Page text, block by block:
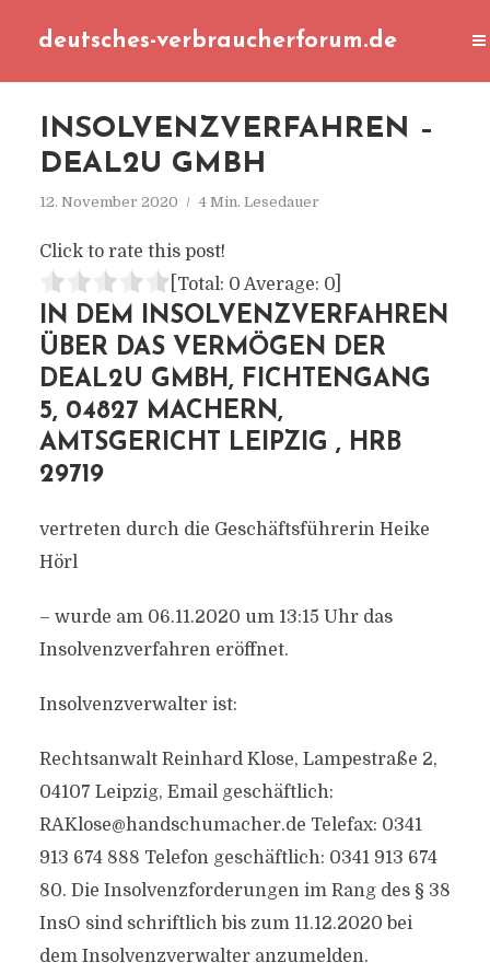
deutsches-verbraucherforum.de
INSOLVENZVERFAHREN –
DEAL2U GMBH
12. November 2020 4 Min. Lesedauer
Click to rate this post!
[Total: 0 Average: 0]
IN DEM INSOLVENZVERFAHREN
ÜBER DAS VERMÖGEN DER
DEAL2U GMBH, FICHTENGANG
5, 04827 MACHERN,
AMTSGERICHT LEIPZIG , HRB
29719
vertreten durch die Geschäftsführerin Heike
Hörl
– wurde am 06.11.2020 um 13:15 Uhr das
Insolvenzverfahren eröffnet.
Insolvenzverwalter ist:
Rechtsanwalt Reinhard Klose, Lampestraße 2,
04107 Leipzig, Email geschäftlich:
RAKlose@handschumacher.de Telefax: 0341
913 674 888 Telefon geschäftlich: 0341 913 674
80. Die Insolvenzforderungen im Rang des § 38
InsO sind schriftlich bis zum 11.12.2020 bei
dem Insolvenzverwalter anzumelden.